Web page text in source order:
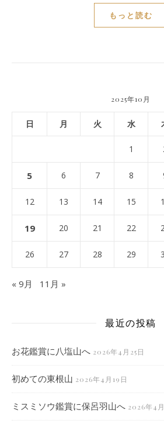
もっと読む
2025年10月
日 月 火 水
1
5 6 7 8
12 13 14 15
19 20 21 22
26 27 28 29
« 9月 11月 »
最近の投稿
お花鑑賞に八塩山へ 2026年4月25日
初めての東根山 2026年4月19日
ミスミソウ鑑賞に保呂羽山へ 2026年4